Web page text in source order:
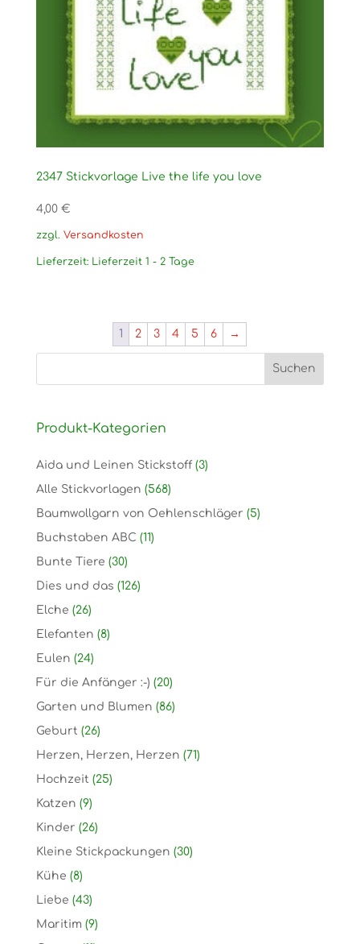
2347 Stickvorlage Live the life you love
4,00 €
zzgl. Versandkosten
Lieferzeit: Lieferzeit 1 - 2 Tage
1 2 3 4 5 6 →
Produkt-Kategorien
Aida und Leinen Stickstoff (3)
Alle Stickvorlagen (568)
Baumwollgarn von Oehlenschläger (5)
Buchstaben ABC (11)
Bunte Tiere (30)
Dies und das (126)
Elche (26)
Elefanten (8)
Eulen (24)
Für die Anfänger :-) (20)
Garten und Blumen (86)
Geburt (26)
Herzen, Herzen, Herzen (71)
Hochzeit (25)
Katzen (9)
Kinder (26)
Kleine Stickpackungen (30)
Kühe (8)
Liebe (43)
Maritim (9)